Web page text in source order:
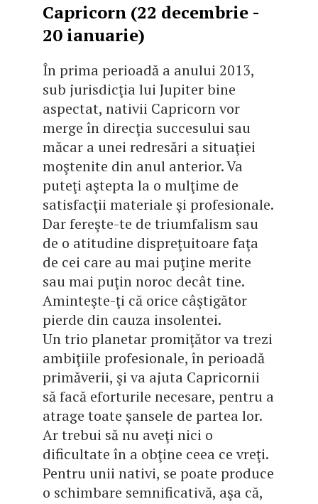
Capricorn (22 decembrie -
20 ianuarie)
În prima perioadă a anului 2013,
sub jurisdicţia lui Jupiter bine
aspectat, nativii Capricorn vor
merge în direcţia succesului sau
măcar a unei redresări a situaţiei
moştenite din anul anterior. Va
puteţi aştepta la o mulţime de
satisfacţii materiale şi profesionale.
Dar fereşte-te de triumfalism sau
de o atitudine dispreţuitoare faţa
de cei care au mai puţine merite
sau mai puţin noroc decât tine.
Aminteşte-ţi că orice câştigător
pierde din cauza insolentei.
Un trio planetar promiţător va trezi
ambiţiile profesionale, în perioadă
primăverii, şi va ajuta Capricornii
să facă eforturile necesare, pentru a
atrage toate şansele de partea lor.
Ar trebui să nu aveţi nici o
dificultate în a obţine ceea ce vreţi.
Pentru unii nativi, se poate produce
o schimbare semnificativă, aşa că,